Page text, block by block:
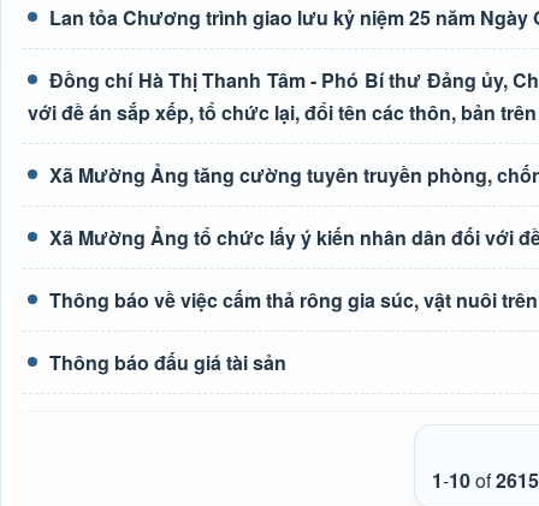
Lan tỏa Chương trình giao lưu kỷ niệm 25 năm Ngày
Đồng chí Hà Thị Thanh Tâm - Phó Bí thư Đảng ủy,
với đề án sắp xếp, tổ chức lại, đổi tên các thôn, bản
Xã Mường Ảng tăng cường tuyên truyền phòng,
Xã Mường Ảng tổ chức lấy ý kiến nhân dân đối với
Thông báo về việc cấm thả rông gia súc, vật nuôi
Thông báo đấu giá tài sản
1-10of2615